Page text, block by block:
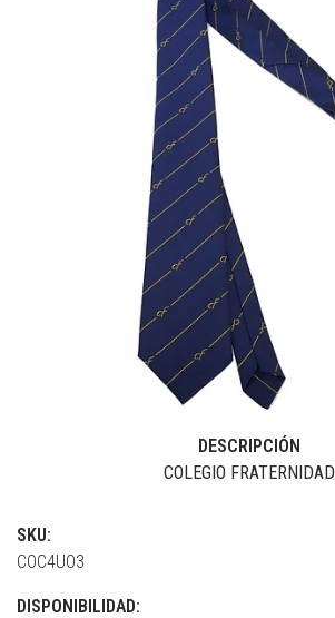
DESCRIPCIÓN
COLEGIO FRATERNIDAD
SKU:
COC4UO3
DISPONIBILIDAD: